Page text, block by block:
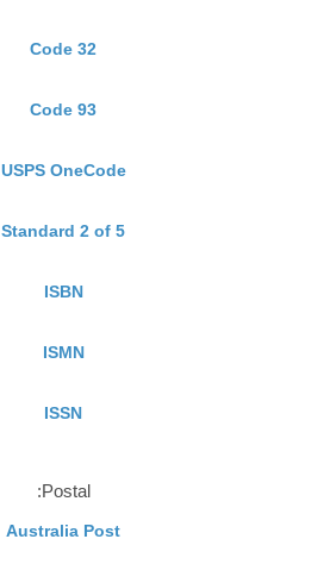
Code 32
Code 93
USPS OneCode
Standard 2 of 5
ISBN
ISMN
ISSN
Postal:
Australia Post